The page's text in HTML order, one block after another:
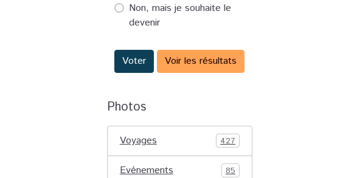
Non, mais je souhaite le
devenir
Voter Voir les résultats
Photos
Voyages 427
Evénements 85